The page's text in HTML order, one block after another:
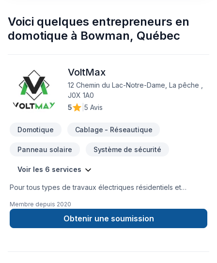
Voici quelques entrepreneurs en
domotique à Bowman, Québec
VoltMax
12 Chemin du Lac-Notre-Dame, La pêche ,
J0X 1A0
5
5 Avis
Domotique Cablage - Réseautique
Panneau solaire Système de sécurité
Voir les 6 services
Pour tous types de travaux électriques résidentiels et
des maîtres électriciens du Québec. Borne de recharge
level2 pour voiture électrique.Air climatiséÉclairage
DELChangement de panneau électrique Service
Membre depuis 2020
Obtenir une soumission